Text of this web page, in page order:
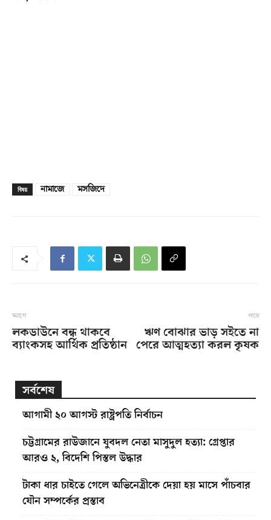
বিষয় নামাজে মসজিদে
আগে
লকডাউনে বন্ধ থাকবে
ব্যাংকসহ আর্থিক প্রতিষ্ঠান
পরে
ঋণ বোঝার ভাড় সইতে না
পেরে আত্মহত্যা করল কৃষক
সর্বশেষ
আগামী ২০ আগস্ট রাষ্ট্রপতি নির্বাচন
চট্টগ্রামের রাউজানে যুবদল নেতা মাসুদুল হত্যা: গ্রেপ্তার
আরও ২, বিদেশি পিস্তল উদ্ধার
টাকা ধার চাইতে গেলে অভিনেত্রীকে দেয়া হয় মাসে পাঁচবার
যৌন সম্পর্কের প্রস্তাব